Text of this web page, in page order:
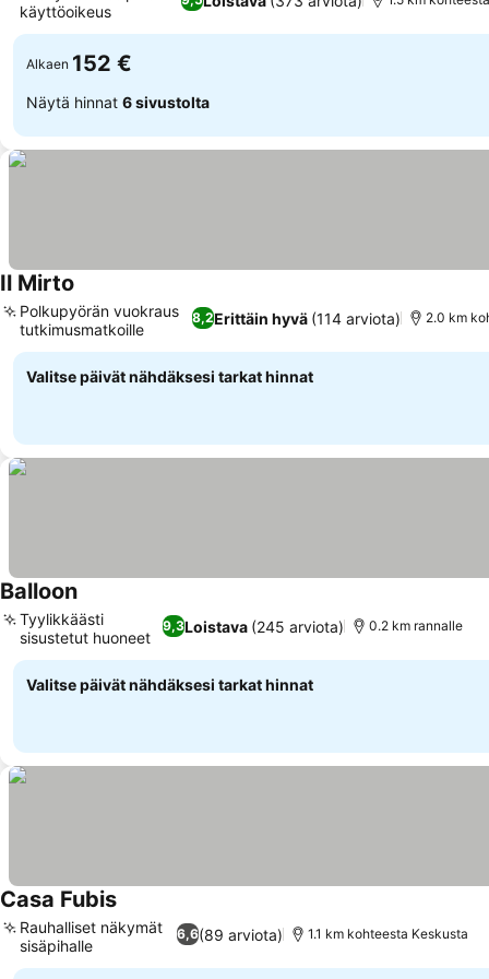
käyttöoikeus
Alkaen 152 €
Näytä hinnat 6 sivustolta
Il Mirto
8,2Erittäin hyvä (114 arviota)
Polkupyörän vuokraus
tutkimusmatkoille
2.0 km
Valitse päivät nähdäksesi tarkat hinnat
BalloonKatso hinnat
9,3Loistava (245 arviota)
Tyylikkäästi
sisustetut huoneet
0.2 km rannalle
Valitse päivät nähdäksesi tarkat hinnat
Casa FubisKatso hinnat
6,6(89 arviota)
Rauhalliset näkymät
sisäpihalle
1.1 km kohteesta Keskusta